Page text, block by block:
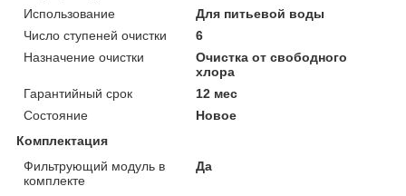
Использование
Для питьевой воды
Число ступеней очистки
6
Назначение очистки
Очистка от свободного
хлора
Гарантийный срок
12 мес
Состояние
Новое
Комплектация
Фильтрующий модуль в
комплекте
Да